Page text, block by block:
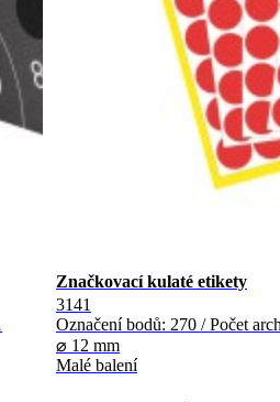
Značkovací kulaté etikety
3141
Označení bodů: 270 / Počet
⌀ 12 mm
Malé balení